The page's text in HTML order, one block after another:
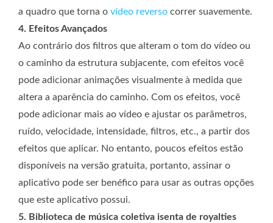
a quadro que torna o vídeo reverso correr suavemente.
4. Efeitos Avançados
Ao contrário dos filtros que alteram o tom do vídeo ou
o caminho da estrutura subjacente, com efeitos você
pode adicionar animações visualmente à medida que
altera a aparência do caminho. Com os efeitos, você
pode adicionar mais ao vídeo e ajustar os parâmetros,
ruído, velocidade, intensidade, filtros, etc., a partir dos
efeitos que aplicar. No entanto, poucos efeitos estão
disponíveis na versão gratuita, portanto, assinar o
aplicativo pode ser benéfico para usar as outras opções
que este aplicativo possui.
5. Biblioteca de música coletiva isenta de royalties